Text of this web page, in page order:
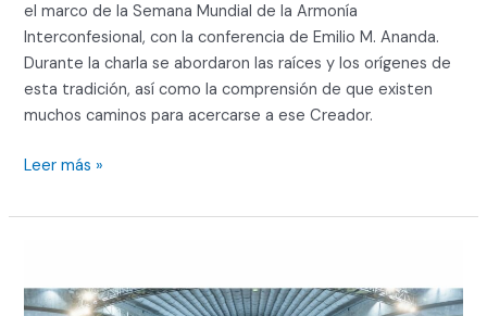
el marco de la Semana Mundial de la Armonía
Interconfesional, con la conferencia de Emilio M. Ananda.
Durante la charla se abordaron las raíces y los orígenes de
esta tradición, así como la comprensión de que existen
muchos caminos para acercarse a ese Creador.
Leer más »
en